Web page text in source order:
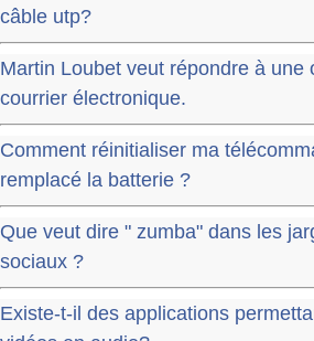
câble utp?
Martin Loubet veut répondre à une
courrier électronique.
Comment réinitialiser ma
remplacé la batterie ?
Que veut dire " zumba" dans les
sociaux ?
Existe-t-il des applications